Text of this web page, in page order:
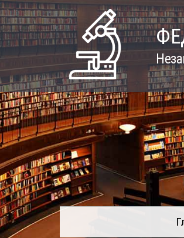
Skip
to
content